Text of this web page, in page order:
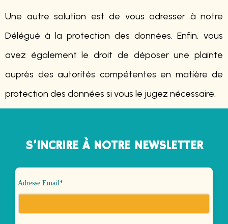
Une autre solution est de vous adresser à notre
Délégué à la protection des données. Enfin, vous
avez également le droit de déposer une plainte
auprès des autorités compétentes en matière de
protection des données si vous le jugez nécessaire.
S’INCRIRE À NOTRE NEWSLETTER
Adresse Email*